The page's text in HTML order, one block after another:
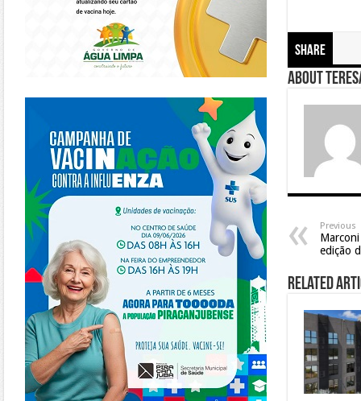
Share
About
Previous
edição
Related
https://piracanjuba.go.gov.br/